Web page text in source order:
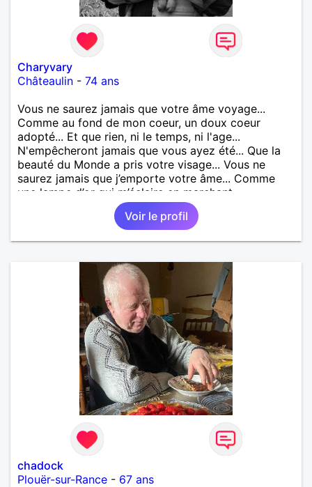
Charyvary
Châteaulin - 74 ans
Vous ne saurez jamais que votre âme voyage...
Comme au fond de mon coeur, un doux coeur
adopté... Et que rien, ni le temps, ni l'age...
N'empêcheront jamais que vous ayez été... Que la
beauté du Monde a pris votre visage... Vous ne
saurez jamais que j’emporte votre âme... Comme
une lampe d’or qui m’éclaire en marchant...
Voir le profil
chadock
Plouër-sur-Rance - 67 ans